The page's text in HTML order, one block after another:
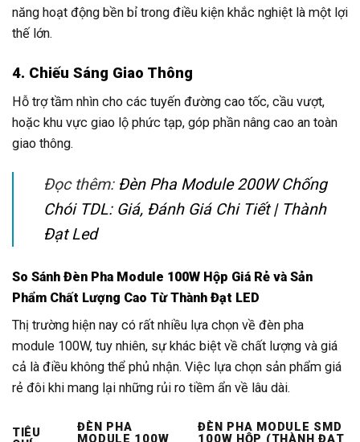
năng hoạt động bền bỉ trong điều kiện khắc nghiệt là một lợi
thế lớn.
4. Chiếu Sáng Giao Thông
Hỗ trợ tầm nhìn cho các tuyến đường cao tốc, cầu vượt,
hoặc khu vực giao lộ phức tạp, góp phần nâng cao an toàn
giao thông.
Đọc thêm: Đèn Pha Module 200W Chống
Chói TDL: Giá, Đánh Giá Chi Tiết | Thành
Đạt Led
So Sánh Đèn Pha Module 100W Hộp Giá Rẻ và Sản
Phẩm Chất Lượng Cao Từ Thành Đạt LED
Thị trường hiện nay có rất nhiều lựa chọn về đèn pha
module 100W, tuy nhiên, sự khác biệt về chất lượng và giá
cả là điều không thể phủ nhận. Việc lựa chọn sản phẩm giá
rẻ đôi khi mang lại những rủi ro tiềm ẩn về lâu dài.
TIÊU
ĐÈN PHA
MODULE 100W
ĐÈN PHA MODULE SMD
100W HỘP (THÀNH ĐẠT